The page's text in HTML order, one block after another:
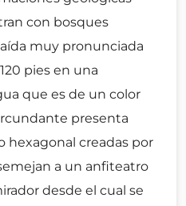
con bosques
muy pronunciada
pies en una
que es de un color
presenta
hexagonal creadas por
a un anfiteatro
desde el cual se